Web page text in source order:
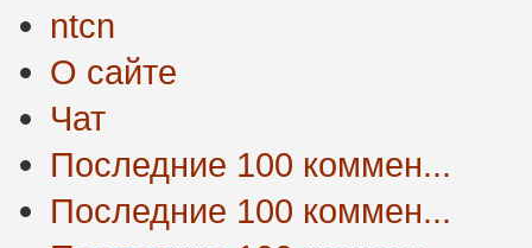
ntcn
О сайте
Чат
Последние 100 коммен...
Последние 100 коммен...